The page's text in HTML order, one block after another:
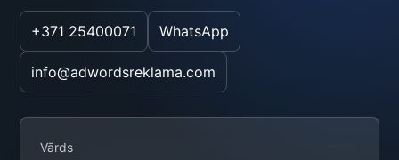
+371 25400071 WhatsApp
info@adwordsreklama.com
Vārds